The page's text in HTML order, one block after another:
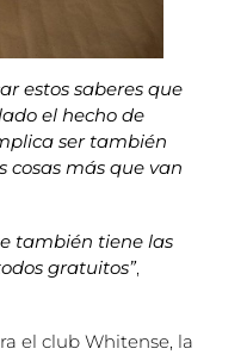
estos saberes que
el hecho de
ser también
más que van
también tiene las
gratuitos”,
el club Whitense, la